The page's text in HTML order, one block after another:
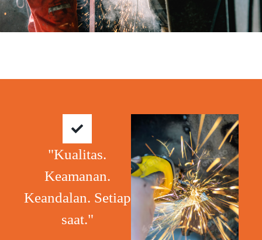
"Kualitas.
Keamanan.
Keandalan. Setiap
saat."